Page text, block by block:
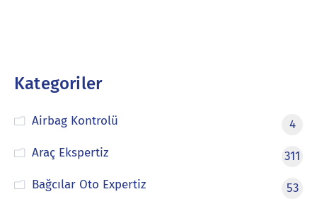
Kategoriler
Airbag Kontrolü
4
Araç Ekspertiz
311
Bağcılar Oto Expertiz
53